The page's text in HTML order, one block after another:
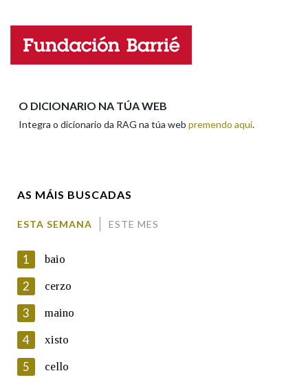
Nome
En cumprimento da normativa vixente en materia de
Protección de Datos de Carácter Persoal, a Real Academia
Galega informa a aqueles usuarios que faciliten o seu correo
electrónico, así como calquera outra información de carácter
persoal, que estes datos serán obxecto de tratamento
O DICIONARIO NA TÚA WEB
Integra o dicionario da RAG na túa web premendo aquí.
AS MÁIS BUSCADAS
ESTA SEMANA ESTE MES
1 baio
2 cerzo
3 maino
4 xisto
5 cello